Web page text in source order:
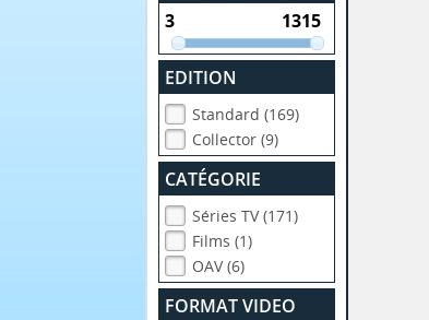
EDITION
Standard (169)
Collector (9)
CATÉGORIE
Séries TV (171)
Films (1)
OAV (6)
FORMAT VIDEO